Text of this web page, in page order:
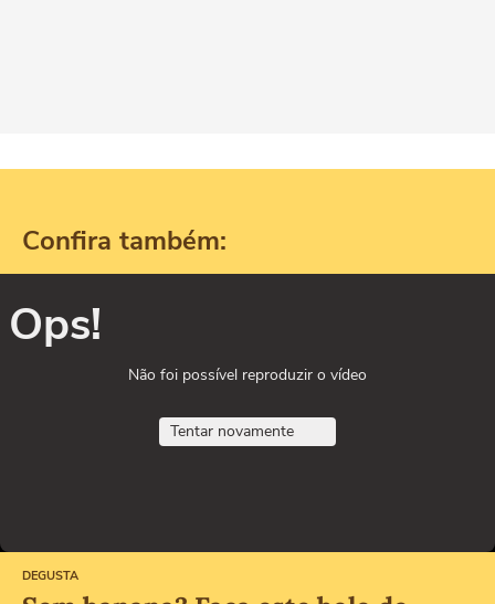
Confira também:
Ops!
Não foi possível reproduzir o vídeo
Tentar novamente
DEGUSTA